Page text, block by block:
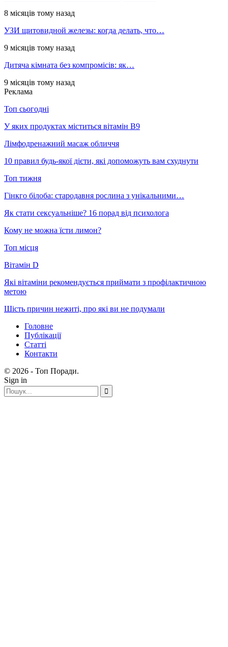
8 місяців тому назад
УЗИ щитовидной железы: когда делать, что…
9 місяців тому назад
Дитяча кімната без компромісів: як…
9 місяців тому назад
Реклама
Топ сьогодні
У яких продуктах міститься вітамін В9
Лімфодренажний масаж обличчя
10 правил будь-якої дієти, які допоможуть вам схуднути
Топ тижня
Гінкго білоба: стародавня рослина з унікальними…
Як стати сексуальніше? 16 порад від психолога
Кому не можна їсти лимон?
Топ місця
Вітамін D
Які вітаміни рекомендується приймати з профілактичною
метою
Шість причин нежиті, про які ви не подумали
Головне
Публікації
Статті
Контакти
© 2026 - Топ Поради.
Sign in